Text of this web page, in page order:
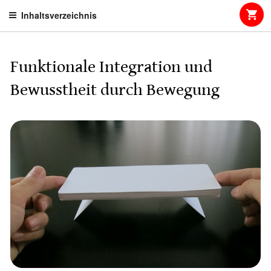
Inhaltsverzeichnis
Funktionale Integration und
Bewusstheit durch Bewegung